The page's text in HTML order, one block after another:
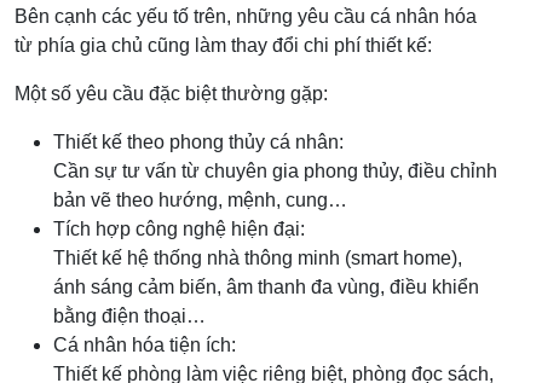
Bên cạnh các yếu tố trên, những yêu cầu cá nhân hóa
từ phía gia chủ cũng làm thay đổi chi phí thiết kế:
Một số yêu cầu đặc biệt thường gặp:
Thiết kế theo phong thủy cá nhân:
Cần sự tư vấn từ chuyên gia phong thủy, điều chỉnh
bản vẽ theo hướng, mệnh, cung…
Tích hợp công nghệ hiện đại:
Thiết kế hệ thống nhà thông minh (smart home),
ánh sáng cảm biến, âm thanh đa vùng, điều khiển
bằng điện thoại…
Cá nhân hóa tiện ích:
Thiết kế phòng làm việc riêng biệt, phòng đọc sách,